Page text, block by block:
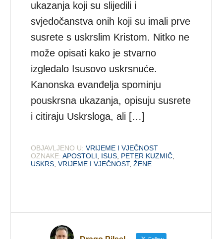
ukazanja koji su slijedili i
svjedočanstva onih koji su imali prve
susrete s uskrslim Kristom. Nitko ne
može opisati kako je stvarno
izgledalo Isusovo uskrsnuće.
Kanonska evanđelja spominju
pouskrsna ukazanja, opisuju susrete
i citiraju Uskrsloga, ali […]
OBJAVLJENO U: VRIJEME I VJEČNOST
OZNAKE: APOSTOLI ISUS PETER KUZMIČ
USKRS ,VRIJEME I VJEČNOST,ŽENE